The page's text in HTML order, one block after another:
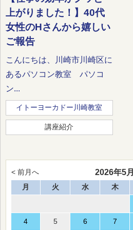
上がりました！】40代
女性のHさんから嬉しい
ご報告
こんにちは、川崎市川崎区に
あるパソコン教室 パソコ
ン...
イトーヨーカドー川崎教室
講座紹介
< 前月へ 2026年5月
月
火 水 木
4 5 6 7